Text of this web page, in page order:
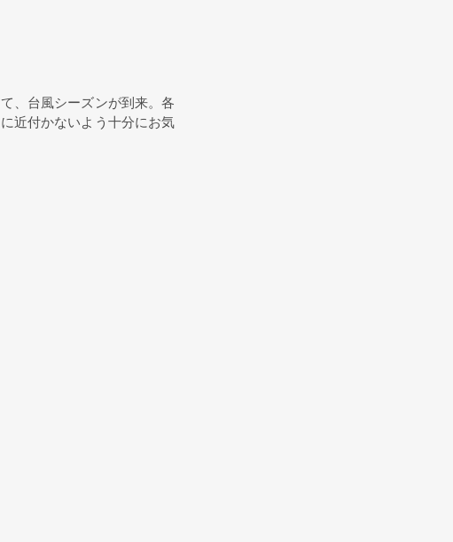
、台風シーズンが到来。各
近付かないよう十分にお気